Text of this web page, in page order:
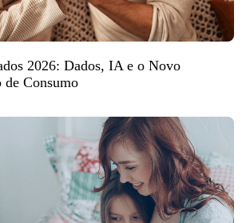
2026: Dados, IA e o Novo
de Consumo